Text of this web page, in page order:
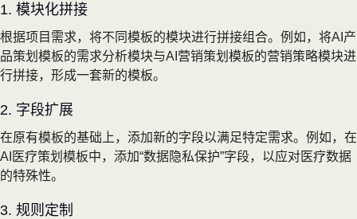
1. 模块化拼接
根据项目需求，将不同模板的模块进行拼接组合。例如，将AI产
品策划模板的需求分析模块与AI营销策划模板的营销策略模块进
行拼接，形成一套新的模板。
2. 字段扩展
在原有模板的基础上，添加新的字段以满足特定需求。例如，在
AI医疗策划模板中，添加“数据隐私保护”字段，以应对医疗数据
的特殊性。
3. 规则定制